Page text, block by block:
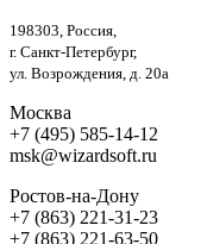
198303, Россия,
г. Санкт-Петербург,
ул. Возрождения, д. 20а
Москва
+7 (495) 585-14-12
msk@wizardsoft.ru
Ростов-на-Дону
+7 (863) 221-31-23
+7 (863) 221-63-50